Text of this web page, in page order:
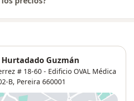
Guzmán
# 18-60 - Edificio OVAL Médica
B, Pereira 660001